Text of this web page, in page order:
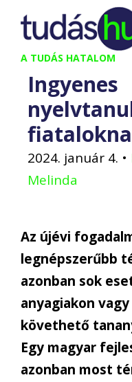
Kilépés
tartalomba
A TUDÁS HATALOM
Ingyenes
2024. január 4. •
Melinda
Az újévi
legnépszerűbb
azonban sok
anyagiakon
követhető
Egy magyar
azonban most